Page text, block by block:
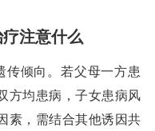
注意什么
传倾向。若父母一方患
方均患病，子女患病风
素，需结合其他诱因共